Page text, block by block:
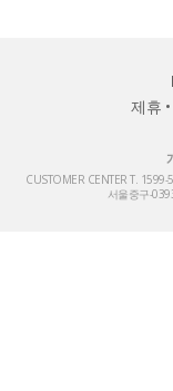
제휴
CUSTOMER CENTER T.
서울중구-